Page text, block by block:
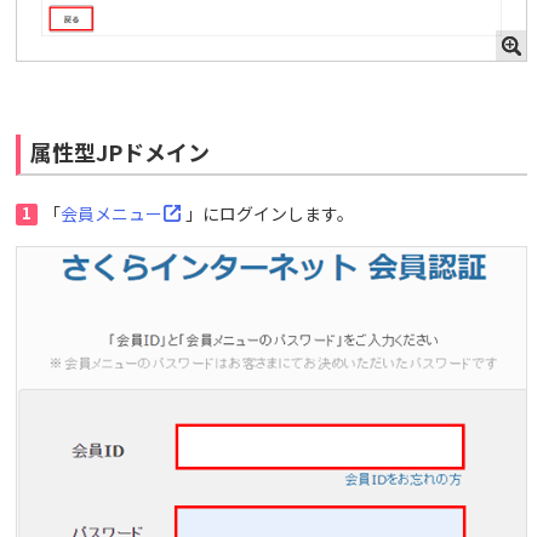
属性型JPドメイン
1 「会員メニュー 」にログインします。